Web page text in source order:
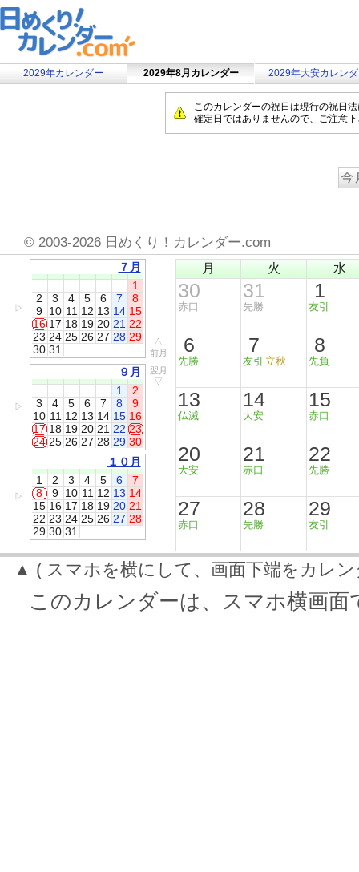
2029年カレンダー 2029年8月カレンダー 2029年大安カレン
このカレンダーの祝日は現行の祝日
確定日ではありませんので、ご注意
© 2003-2026 日めくり！カレンダー.com
▷
７月
1
2
3 4 5 6 7
8
9 10 11 12 13 14 15
16 17 18 19 20 21 22
23 24 25 26 27 28 29
30 31
△
前月
▷
９月
1
2
3
4 5 6 7 8
9
10 11 12 13 14 15 16
17 18 19 20 21 22 23
24 25 26 27 28 29 30
翌月
▽
▷
１０月
1
2 3 4 5 6
7
8
9 10 11 12 13 14
15 16 17 18 19 20 21
22 23 24 25 26 27 28
29 30 31
月 火 水
30
赤口
31
先勝
1
友引
6
先勝
7
友引 立秋
8
先負
13
仏滅
14
大安
15
赤口
20
大安
21
赤口
22
先勝
27
赤口
28
先勝
29
友引
▲ ( スマホを横にして、画面下端をカレ
このカレンダーは、スマホ横画面